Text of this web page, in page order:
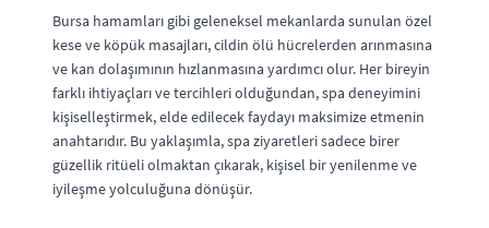
Bursa hamamları gibi geleneksel mekanlarda sunulan özel
kese ve köpük masajları, cildin ölü hücrelerden arınmasına
ve kan dolaşımının hızlanmasına yardımcı olur. Her bireyin
farklı ihtiyaçları ve tercihleri olduğundan, spa deneyimini
kişiselleştirmek, elde edilecek faydayı maksimize etmenin
anahtarıdır. Bu yaklaşımla, spa ziyaretleri sadece birer
güzellik ritüeli olmaktan çıkarak, kişisel bir yenilenme ve
iyileşme yolculuğuna dönüşür.